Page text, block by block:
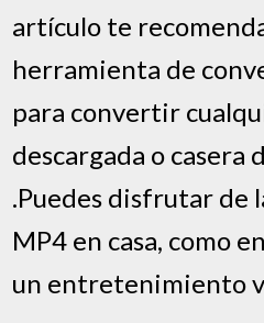
artículo te
herramienta de
para convertir
descargada o casera
.Puedes disfrutar de
MP4 en casa, como
un entretenimiento